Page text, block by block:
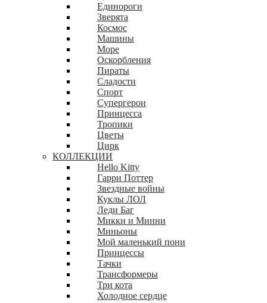
Единороги
Зверята
Космос
Машины
Море
Оскорбления
Пираты
Сладости
Спорт
Супергерои
Принцесса
Тропики
Цветы
Цирк
КОЛЛЕКЦИИ
Hello Kitty
Гарри Поттер
Звездные войны
Куклы ЛОЛ
Леди Баг
Микки и Минни
Миньоны
Мой маленький пони
Принцессы
Тачки
Трансформеры
Три кота
Холодное сердце